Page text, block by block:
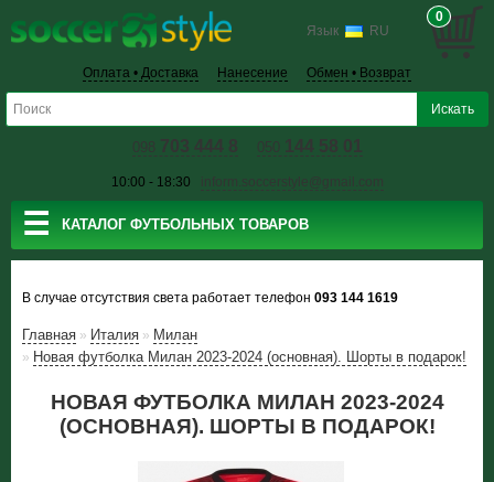
Язык RU
0
Оплата • Доставка Нанесение Обмен • Возврат
098 703 444 8 050 144 58 01
10:00 - 18:30 inform.soccerstyle@gmail.com
☰ КАТАЛОГ ФУТБОЛЬНЫХ ТОВАРОВ
В случае отсутствия света работает телефон 093 144 1619
Главная » Италия » Милан
» Новая футболка Милан 2023-2024 (основная). Шорты в подарок!
НОВАЯ ФУТБОЛКА МИЛАН 2023-2024
(ОСНОВНАЯ). ШОРТЫ В ПОДАРОК!